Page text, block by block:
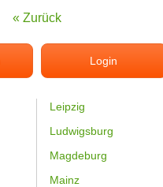
« Zurück
Login
Leipzig
Ludwigsburg
Magdeburg
Mainz